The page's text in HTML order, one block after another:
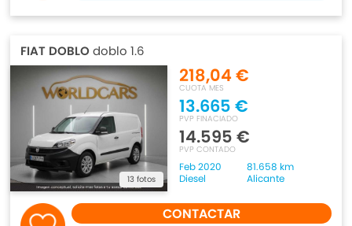
FIAT DOBLOdoblo 1.6
13 fotos
218,04 €
CUOTA MES
13.665 €
PVP FINACIADO
14.595 €
PVP CONTADO
Feb 2020
81.658 km
Diesel
Alicante
CONTACTAR